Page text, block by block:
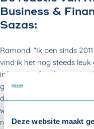
Deze website maakt
Business &
Sazas:
Ramond: “Ik ben sinds
vind ik het nog steeds leuk
informele sfeer binnen
grote familie. Er is het
door de
werken bij Sazas minder
regelmatig contact met